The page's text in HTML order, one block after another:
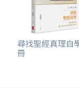
言論及家人之間
內在動機。就
準的普遍原則
（Proverbs，暫
尋找聖經真理自
冊